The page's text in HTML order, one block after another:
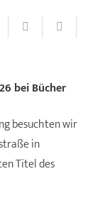
bei Bücher
besuchten wir
in
Titel des